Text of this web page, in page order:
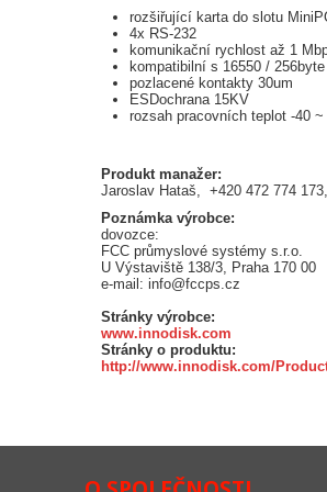
rozšiřující karta do slotu
4x RS-232
komunikační rychlost až 1
kompatibilní s 16550 /
pozlacené kontakty 30um
ESDochrana 15KV
rozsah pracovních teplot -40 ~
Produkt manažer:
Jaroslav Hataš, +420 472 774
Poznámka výrobce:
dovozce:
FCC průmyslové systémy s.r.o.
U Výstaviště 138/3, Praha 170 00
e-mail: info@fccps.cz
Stránky výrobce:
www.innodisk.com
Stránky o produktu:
http://www.innodisk.com/